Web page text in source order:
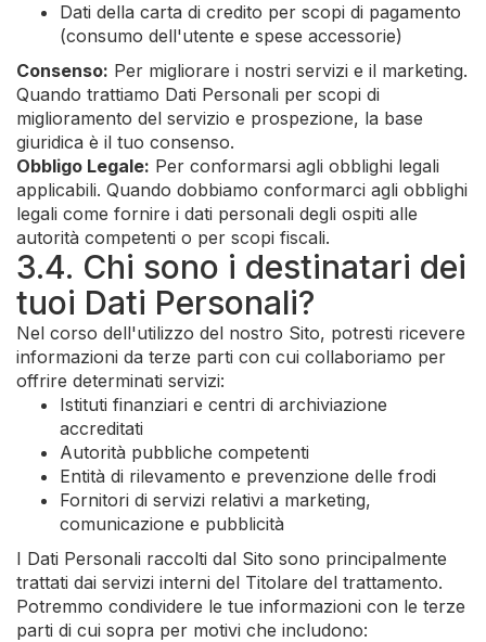
Dati della carta di credito per scopi di pagamento
(consumo dell'utente e spese accessorie)
Consenso: Per migliorare i nostri servizi e il marketing.
Quando trattiamo Dati Personali per scopi di
miglioramento del servizio e prospezione, la base
giuridica è il tuo consenso.
Obbligo Legale: Per conformarsi agli obblighi legali
applicabili. Quando dobbiamo conformarci agli obblighi
legali come fornire i dati personali degli ospiti alle
autorità competenti o per scopi fiscali.
3.4. Chi sono i destinatari dei
tuoi Dati Personali?
Nel corso dell'utilizzo del nostro Sito, potresti ricevere
informazioni da terze parti con cui collaboriamo per
offrire determinati servizi:
Istituti finanziari e centri di archiviazione
accreditati
Autorità pubbliche competenti
Entità di rilevamento e prevenzione delle frodi
Fornitori di servizi relativi a marketing,
comunicazione e pubblicità
I Dati Personali raccolti dal Sito sono principalmente
trattati dai servizi interni del Titolare del trattamento.
Potremmo condividere le tue informazioni con le terze
parti di cui sopra per motivi che includono: